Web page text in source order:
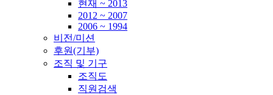
현재 ~ 2013
2012 ~ 2007
2006 ~ 1994
비전/미션
후원(기부)
조직 및 기구
조직도
직원검색